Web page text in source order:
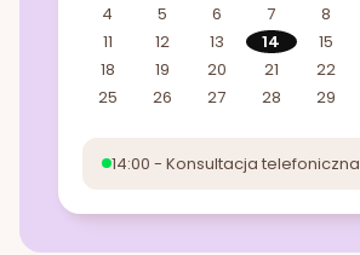
4
5 6 7 8
11
12 13 14 15
18
19 20 21 22
25
26 27 28 29
14:00 - Konsultacja telefoniczna